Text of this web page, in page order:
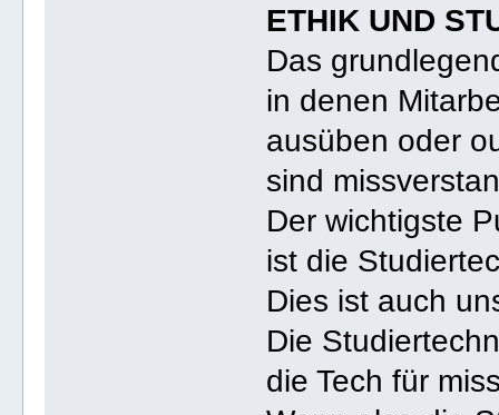
ETHIK UND
Das
in denen
ausüben oder
sind
Der wichtigste
ist die
Dies ist auch
Die
die Tech für